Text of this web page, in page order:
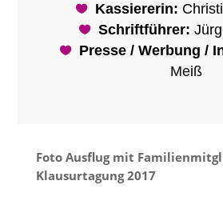
Kassiererin:
Schriftführer:
Presse / Werbung /
Meiß
Foto Ausflug mit
Klausurtagung 2017